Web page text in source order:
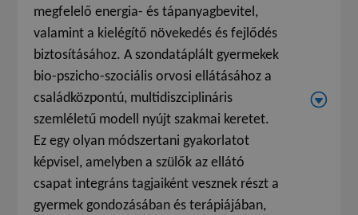
megfelelő energia- és tápanyagbevitel,
valamint a kielégítő növekedés és fejlődés
biztosításához. A szondatáplált gyermekek
bio-pszicho-szociális orvosi ellátásához a
családközpontú, multidiszciplináris
szemléletű modell nyújt szakmai keretet.
Ez egy olyan módszertani gyakorlatot
képvisel, amelyben a szülők az ellátó
csapat integráns tagjaiként vesznek részt a
gyermek gondozásában és terápiájában,